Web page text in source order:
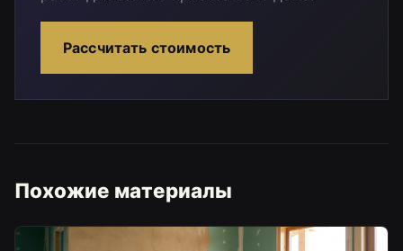
Рассчитать стоимость
Похожие материалы